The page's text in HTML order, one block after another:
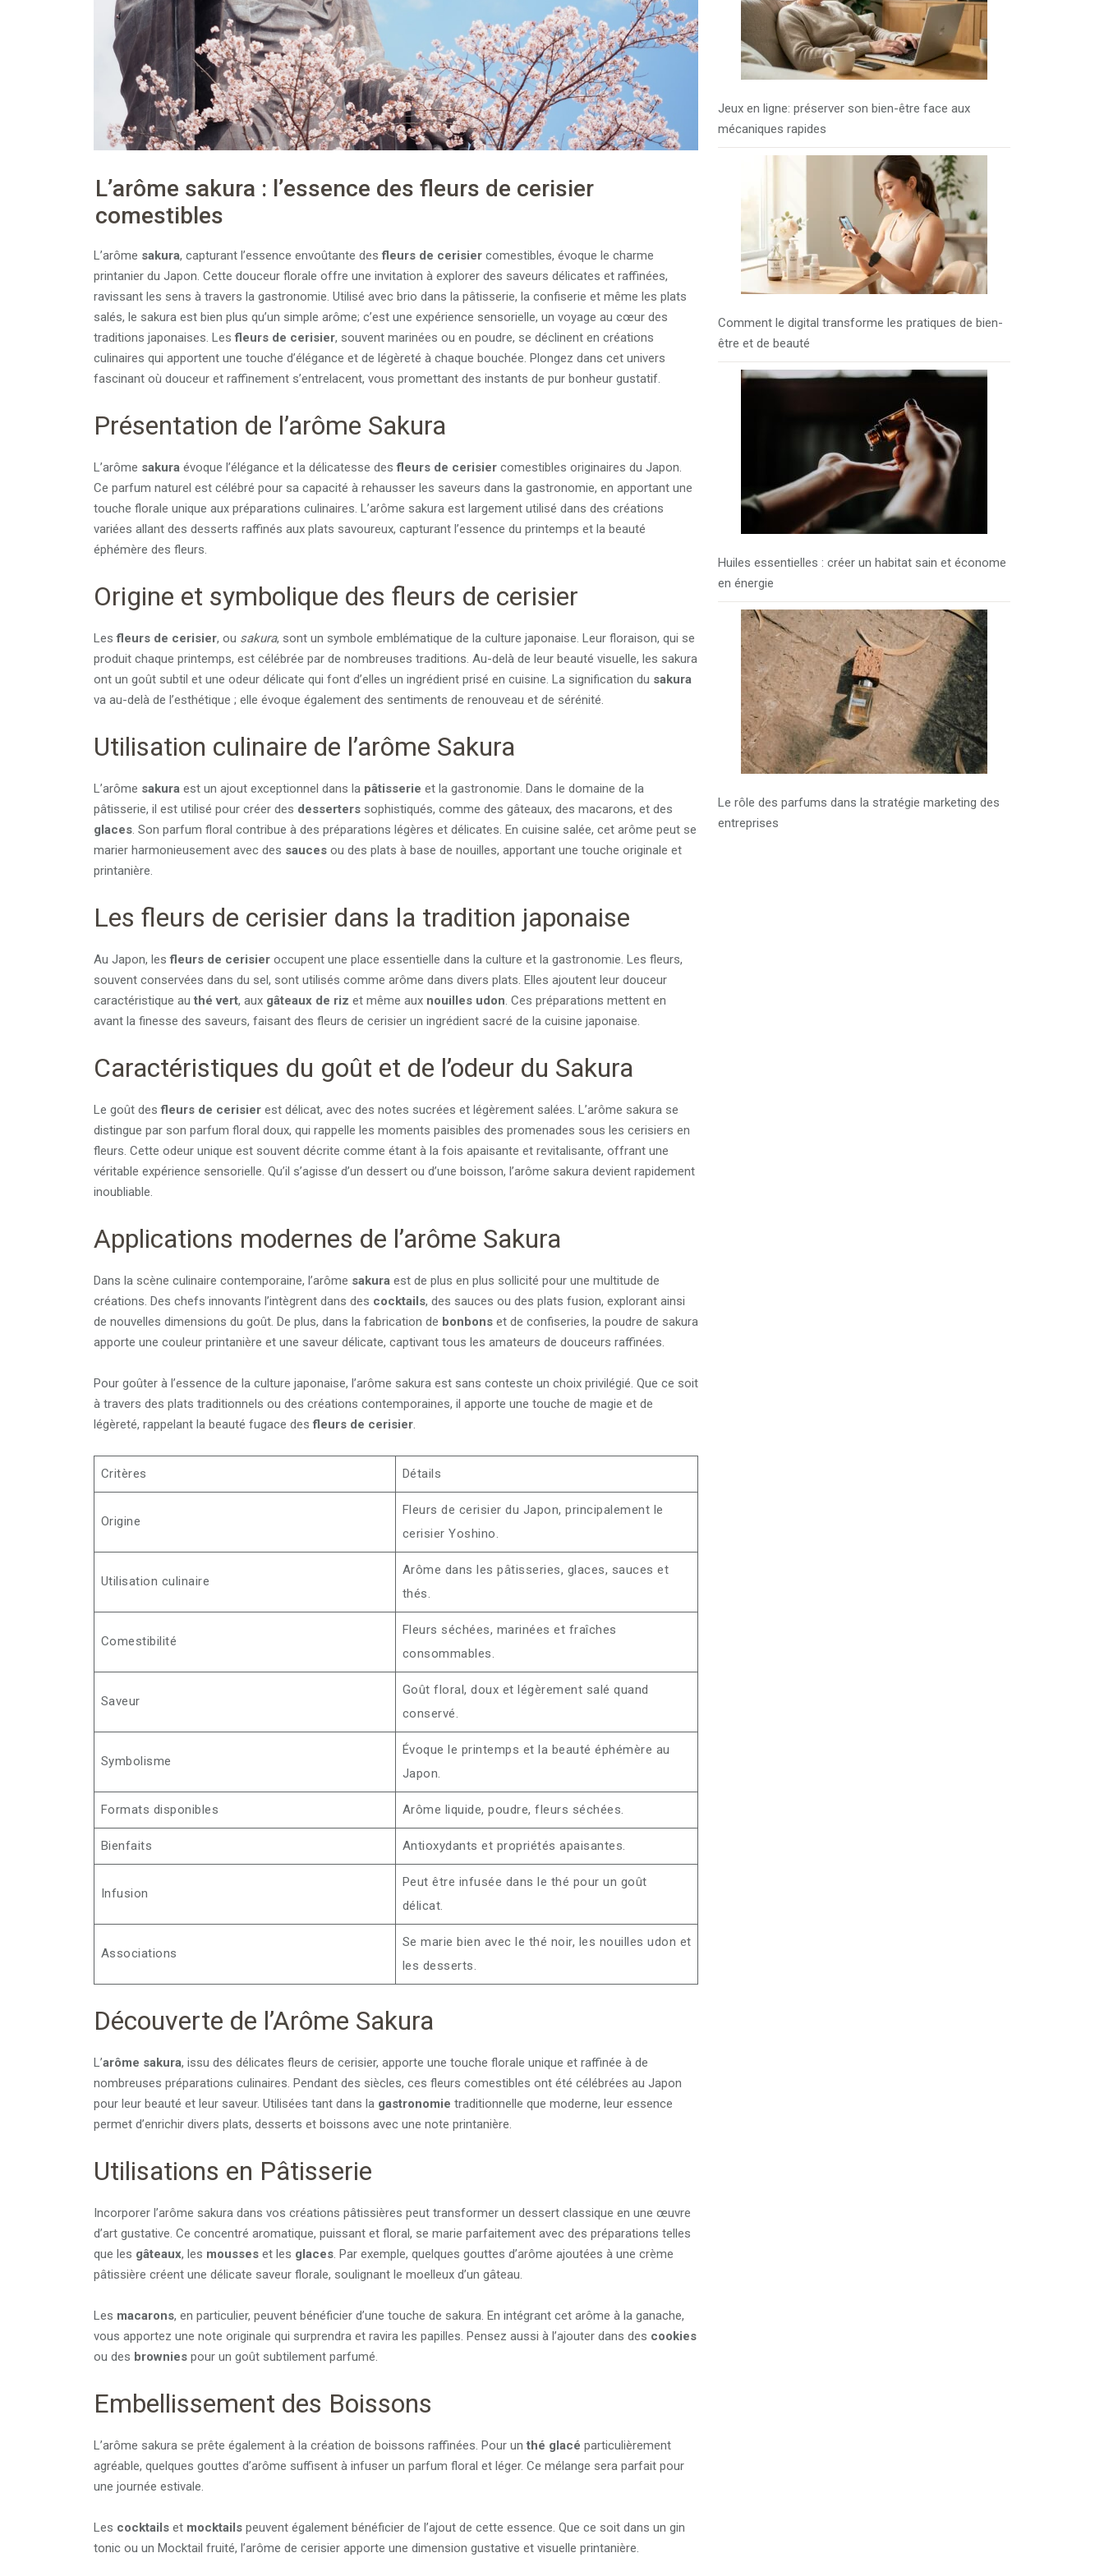
L’arôme sakura : l’essence des fleurs de cerisier
comestibles
L’arôme sakura, capturant l’essence envoûtante desfleurs de cerisier comestibles, évoque le charme
printanier du Japon. Cette douceur florale offre une invitation à explorer des saveurs délicates et raffinées,
ravissant les sens à travers la gastronomie. Utilisé avec brio dans la pâtisserie, la confiserie et même les plats
salés, le sakura est bien plus qu’un simple arôme; c’est une expérience sensorielle, un voyage au cœur des
traditions japonaises. Lesfleurs de cerisier, souvent marinées ou en poudre, se déclinent en créations
culinaires qui apportent une touche d’élégance et de légèreté à chaque bouchée. Plongez dans cet univers
fascinant où douceur et raffinement s’entrelacent, vous promettant des instants de pur bonheur gustatif.
Présentation de l’arôme Sakura
L’arôme sakura évoque l’élégance et la délicatesse desfleurs de cerisier comestibles originaires du Japon.
Ce parfum naturel est célébré pour sa capacité à rehausser les saveurs dans la gastronomie, en apportant une
touche florale unique aux préparations culinaires. L’arôme sakura est largement utilisé dans des créations
variées allant des desserts raffinés aux plats savoureux, capturant l’essence du printemps et la beauté
éphémère des fleurs.
Origine et symbolique des fleurs de cerisier
Lesfleurs de cerisier, ou sakura, sont un symbole emblématique de la culture japonaise. Leur floraison, qui se
produit chaque printemps, est célébrée par de nombreuses traditions. Au-delà de leur beauté visuelle, les sakura
ont un goût subtil et une odeur délicate qui font d’elles un ingrédient prisé en cuisine. La signification du sakura
va au-delà de l’esthétique ; elle évoque également des sentiments de renouveau et de sérénité.
Utilisation culinaire de l’arôme Sakura
L’arôme sakura est un ajout exceptionnel dans la pâtisserie et la gastronomie. Dans le domaine de la
pâtisserie, il est utilisé pour créer des desserters sophistiqués, comme des gâteaux, des macarons, et des
glaces. Son parfum floral contribue à des préparations légères et délicates. En cuisine salée, cet arôme peut se
marier harmonieusement avec des sauces ou des plats à base de nouilles, apportant une touche originale et
printanière.
Les fleurs de cerisier dans la tradition japonaise
Au Japon, lesfleurs de cerisier occupent une place essentielle dans la culture et la gastronomie. Les fleurs,
souvent conservées dans du sel, sont utilisés comme arôme dans divers plats. Elles ajoutent leur douceur
caractéristique au thé vert, aux gâteaux de riz et même aux nouilles udon. Ces préparations mettent en
avant la finesse des saveurs, faisant des fleurs de cerisier un ingrédient sacré de la cuisine japonaise.
Caractéristiques du goût et de l’odeur du Sakura
Le goût desfleurs de cerisier est délicat, avec des notes sucrées et légèrement salées. L’arôme sakura se
distingue par son parfum floral doux, qui rappelle les moments paisibles des promenades sous les cerisiers en
fleurs. Cette odeur unique est souvent décrite comme étant à la fois apaisante et revitalisante, offrant une
véritable expérience sensorielle. Qu’il s’agisse d’un dessert ou d’une boisson, l’arôme sakura devient rapidement
inoubliable.
Applications modernes de l’arôme Sakura
Dans la scène culinaire contemporaine, l’arôme sakura est de plus en plus sollicité pour une multitude de
créations. Des chefs innovants l’intègrent dans des cocktails, des sauces ou des plats fusion, explorant ainsi
de nouvelles dimensions du goût. De plus, dans la fabrication de bonbons et de confiseries, la poudre de sakura
apporte une couleur printanière et une saveur délicate, captivant tous les amateurs de douceurs raffinées.
Pour goûter à l’essence de la culture japonaise, l’arôme sakura est sans conteste un choix privilégié. Que ce soit
à travers des plats traditionnels ou des créations contemporaines, il apporte une touche de magie et de
légèreté, rappelant la beauté fugace desfleurs de cerisier.
Critères Détails
Origine
Fleurs de cerisier du Japon, principalement le
cerisier Yoshino.
Utilisation culinaire
Arôme dans les pâtisseries, glaces, sauces et
thés.
Comestibilité
Fleurs séchées, marinées et fraîches
consommables.
Saveur
Goût floral, doux et légèrement salé quand
conservé.
Symbolisme
Évoque le printemps et la beauté éphémère au
Japon.
Formats disponibles Arôme liquide, poudre, fleurs séchées.
Bienfaits Antioxydants et propriétés apaisantes.
Infusion
Peut être infusée dans le thé pour un goût
délicat.
Associations
Se marie bien avec le thé noir, les nouilles udon et
les desserts.
Découverte de l’Arôme Sakura
L’arôme sakura, issu des délicates fleurs de cerisier, apporte une touche florale unique et raffinée à de
nombreuses préparations culinaires. Pendant des siècles, ces fleurs comestibles ont été célébrées au Japon
pour leur beauté et leur saveur. Utilisées tant dans la gastronomie traditionnelle que moderne, leur essence
permet d’enrichir divers plats, desserts et boissons avec une note printanière.
Utilisations en Pâtisserie
Incorporer l’arôme sakura dans vos créations pâtissières peut transformer un dessert classique en une œuvre
d’art gustative. Ce concentré aromatique, puissant et floral, se marie parfaitement avec des préparations telles
que les gâteaux, les mousses et les glaces. Par exemple, quelques gouttes d’arôme ajoutées à une crème
pâtissière créent une délicate saveur florale, soulignant le moelleux d’un gâteau.
Les macarons, en particulier, peuvent bénéficier d’une touche de sakura. En intégrant cet arôme à la ganache,
vous apportez une note originale qui surprendra et ravira les papilles. Pensez aussi à l’ajouter dans des cookies
ou des brownies pour un goût subtilement parfumé.
Embellissement des Boissons
L’arôme sakura se prête également à la création de boissons raffinées. Pour un thé glacé particulièrement
agréable, quelques gouttes d’arôme suffisent à infuser un parfum floral et léger. Ce mélange sera parfait pour
une journée estivale.
Les cocktails et mocktails peuvent également bénéficier de l’ajout de cette essence. Que ce soit dans un gin
tonic ou un Mocktail fruité, l’arôme de cerisier apporte une dimension gustative et visuelle printanière.
Jeux en ligne: préserver son bien-être face aux
mécaniques rapides
Comment le digital transforme les pratiques de bien-
être et de beauté
Huiles essentielles : créer un habitat sain et économe
en énergie
Le rôle des parfums dans la stratégie marketing des
entreprises